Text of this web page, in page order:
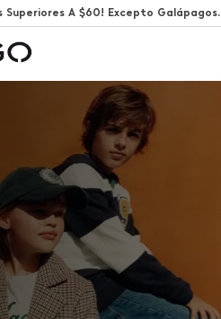
Superiores A $60! Excepto Galápagos.